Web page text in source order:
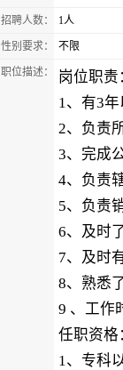
招聘人数： 1人
性别要求： 不限
职位描述：
岗位职责
1、有3
2、负责
3、完成
4、负责
5、负责
6、及时
7、及时
8、熟悉
9 、工作
任职资格
1、专科